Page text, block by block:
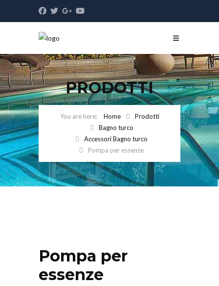
PRODOTTI
Home
Prodotti
Bagno turco
Accessori Bagno turco
Pompa per essenze
Pompa per
essenze